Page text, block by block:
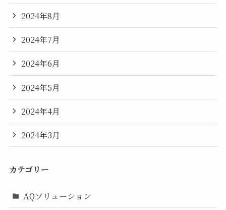
2024年8月
2024年7月
2024年6月
2024年5月
2024年4月
2024年3月
カテゴリー
AQソリューション